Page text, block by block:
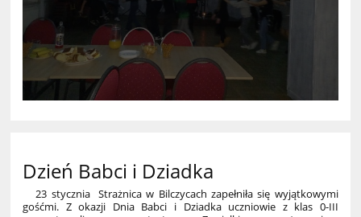
Dzień Babci i Dziadka
23 stycznia Strażnica w Bilczycach zapełniła się wyjątkowymi
gośćmi. Z okazji Dnia Babci i Dziadka uczniowie z klas 0-III